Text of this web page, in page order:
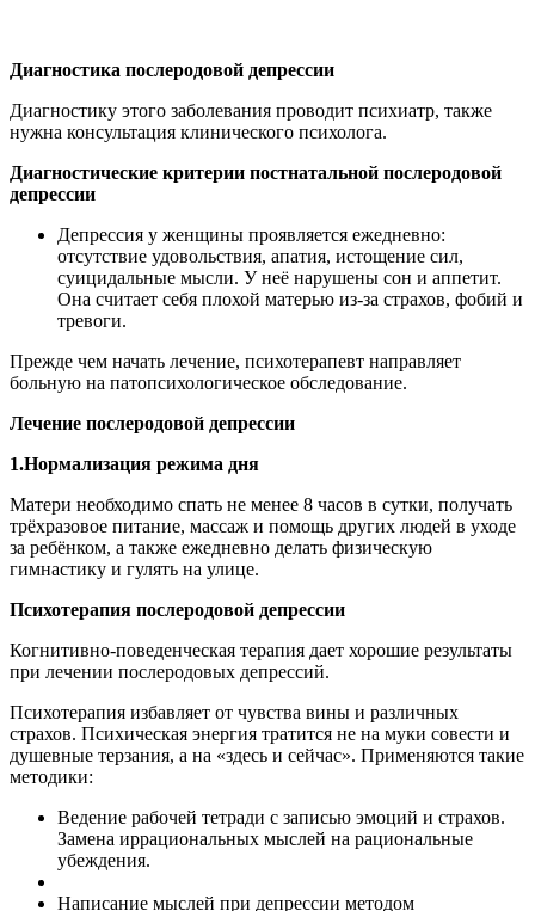
Диагностика послеродовой депрессии
Диагностику этого заболевания проводит психиатр, также
нужна консультация клинического психолога.
Диагностические критерии постнатальной послеродовой
депрессии
Депрессия у женщины проявляется ежедневно:
отсутствие удовольствия, апатия, истощение сил,
суицидальные мысли. У неё нарушены сон и аппетит.
Она считает себя плохой матерью из-за страхов, фобий и
тревоги.
Прежде чем начать лечение, психотерапевт направляет
больную на патопсихологическое обследование.
Лечение послеродовой депрессии
1.Нормализация режима дня
Матери необходимо спать не менее 8 часов в сутки, получать
трёхразовое питание, массаж и помощь других людей в уходе
за ребёнком, а также ежедневно делать физическую
гимнастику и гулять на улице.
Психотерапия послеродовой депрессии
Когнитивно-поведенческая терапия дает хорошие результаты
при лечении послеродовых депрессий.
Психотерапия избавляет от чувства вины и различных
страхов. Психическая энергия тратится не на муки совести и
душевные терзания, а на «здесь и сейчас». Применяются такие
методики:
Ведение рабочей тетради с записью эмоций и страхов.
Замена иррациональных мыслей на рациональные
убеждения.
Написание мыслей при депрессии методом